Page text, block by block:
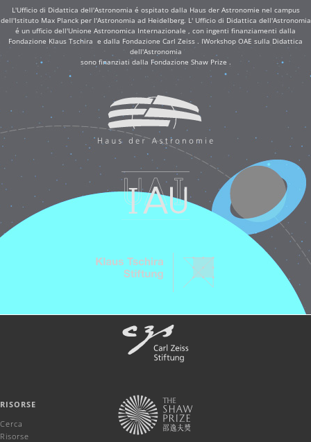
L'Ufficio di Didattica dell'Astronomia é ospitato dalla Haus der Astronomie nel campus
dell'Istituto Max Planck per l'Astronomia ad Heidelberg. L' Ufficio di Didattica dell'Astronomia
é un ufficio dell'Unione Astronomica Internazionale , con ingenti finanziamenti dalla
Fondazione Klaus Tschira e dalla Fondazione Carl Zeiss . IWorkshop OAE sulla Didattica
dell'Astronomia
sono finanziati dalla Fondazione Shaw Prize .
RISORSE
Cerca
Risorse